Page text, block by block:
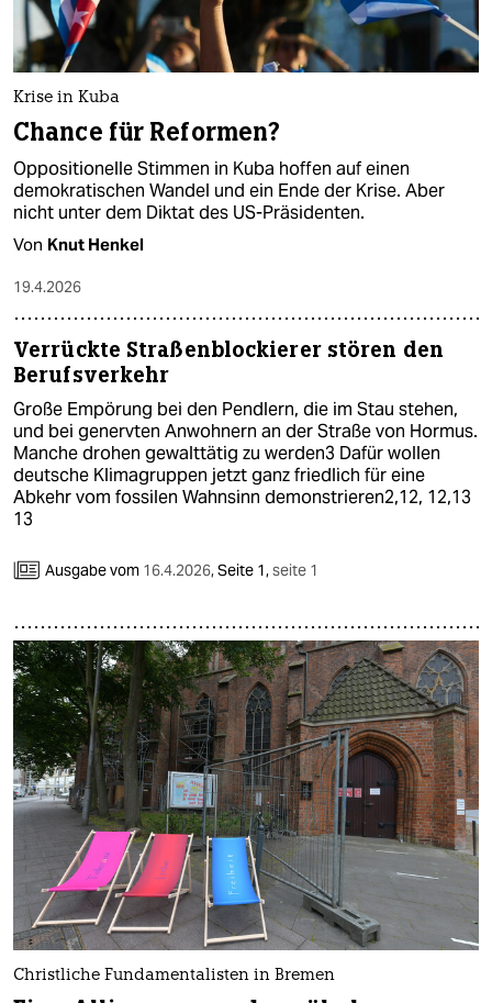
Krise in Kuba
Chance für Reformen?
Oppositionelle Stimmen in Kuba hoffen auf einen
demokratischen Wandel und ein Ende der Krise. Aber
nicht unter dem Diktat des US-Präsidenten.
Von Knut Henkel
19.4.2026
Verrückte Straßenblockierer stören den
Berufsverkehr
Große Empörung bei den Pendlern, die im Stau stehen,
und bei genervten Anwohnern an der Straße von Hormus.
Manche drohen gewalttätig zu werden3 Dafür wollen
deutsche Kli­ma­gruppen jetzt ganz friedlich für eine
Abkehr vom fossilen Wahnsinn demonstrieren2,12, 12,13
13
Ausgabe vom 16.4.2026,Seite 1,seite 1
Christliche Fundamentalisten in Bremen